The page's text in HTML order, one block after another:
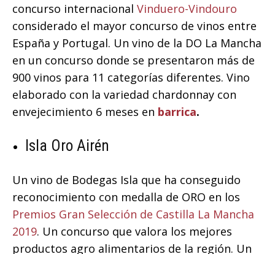
concurso internacional Vinduero-Vindouro
considerado el mayor concurso de vinos entre
España y Portugal. Un vino de la DO La Mancha
en un concurso donde se presentaron más de
900 vinos para 11 categorías diferentes. Vino
elaborado con la variedad chardonnay con
envejecimiento 6 meses en barrica.
Isla Oro Airén
Un vino de Bodegas Isla que ha conseguido
reconocimiento con medalla de ORO en los
Premios Gran Selección de Castilla La Mancha
2019. Un concurso que valora los mejores
productos agro alimentarios de la región. Un